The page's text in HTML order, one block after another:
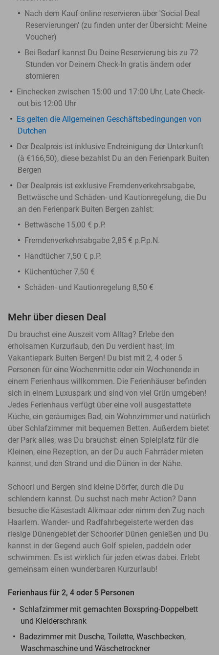
Nach dem Kauf online reservieren über 'Social Deal
Reservierungen' (zu finden unter der Übersicht: Meine
Voucher)
Bei Bedarf kannst Du Deine Reservierung bis zu 72
Stunden vor Deinem Check-In gratis ändern oder
stornieren
Einchecken zwischen 15:00 und 17:00 Uhr, Late Check-
out bis 12:00 Uhr
Es gelten die Allgemeinen Geschäftsbedingungen von
Dutchen
Der Dealpreis ist inklusive Endreinigung der Unterkunft
(à €166,50), diese bezahlst Du an den Ferienpark Buiten
Bergen
Der Dealpreis ist exklusive Fremdenverkehrsabgabe,
Bettwäsche und Schäden- und Kautionregelung, die Du
an den Ferienpark Buiten Bergen zahlst:
Bettwäsche 15,00 € p.P.
Fremdenverkehrsabgabe 2,85 € p.P.p.N.
Handtücher 7,50 € p.P.
Küchentücher 7,50 €
Schäden- und Kautionregelung 8,50 €
Mehr über diesen Deal
Du brauchst eine Auszeit vom Alltag? Erlebe den
erholsamen Kurzurlaub, den Du verdient hast, im
Vakantiepark Buiten Bergen! Du bist mit 2, 4 oder 5
Personen für eine Wochenmitte oder ein Wochenende in
einem Ferienhaus willkommen. Die Ferienhäuser befinden
sich in einem Luxuspark und sind von viel Grün umgeben!
Jedes Ferienhaus verfügt über eine voll ausgestattete
Küche, ein geräumiges Bad, ein Wohnzimmer und natürlich
über Schlafzimmer mit bequemen Betten. Außerdem bietet
der Park alles, was Du brauchst: einen Spielplatz für die
Kleinen, eine Rezeption, an der Du auch Fahrräder mieten
kannst, und den Strand und die Dünen in der Nähe.
Schoorl und Bergen sind kleine Dörfer, durch die Du
schlendern kannst. Du suchst nach mehr Action? Dann
besuche die Käsestadt Alkmaar oder nimm den Zug nach
Haarlem. Wander- und Radfahrbegeisterte werden das
riesige Dünengebiet der Schoorler Dünen genießen und Du
kannst in der Gegend auch Golf spielen, paddeln oder
schwimmen. Es ist wirklich für jeden etwas dabei. Erlebt
gemeinsam einen wunderbaren Kurzurlaub!
Ferienhaus für 2, 4 oder 5 Personen
Schlafzimmer mit gemachten Boxspring-Doppelbett
und Kleiderschrank
Badezimmer mit Dusche, Toilette, Waschbecken,
Waschmaschine und Wäschetrockner